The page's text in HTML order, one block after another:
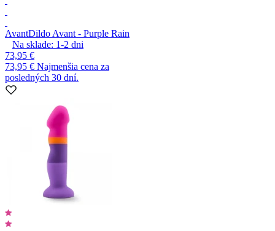
AvantDildo Avant - Purple Rain
Na sklade: 1-2 dni
73,95 €
73,95 € Najmenšia cena za
posledných 30 dní.